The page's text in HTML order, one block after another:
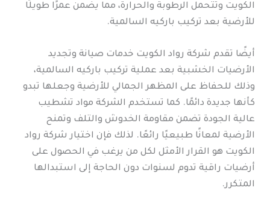
الكويت وتتحمل الرطوبة والحرارة، مما يضمن عمرًا طويلًا
للأرضية بعد تركيب باركيه السالمية.
أيضًا تقدم شركة رواد الكويت خدمات صيانة وتجديد
الأرضيات الخشبية بعد عملية تركيب باركيه السالمية،
وذلك للحفاظ على المظهر الجمالي للأرضية وجعلها تبدو
كأنها جديدة دائمًا. كما تستخدم الشركة مواد تشطيب
عالية الجودة تضمن مقاومة الخدوش والتلف وتمنح
الأرضية لمعانًا طبيعيًا رائعًا. لذلك فإن اختيار شركة رواد
الكويت هو القرار الأمثل لكل من يرغب في الحصول على
أرضيات راقية تدوم لسنوات دون الحاجة إلى استبدالها
المتكرر.